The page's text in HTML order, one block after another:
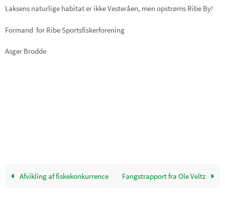
Laksens naturlige habitat er ikke Vesteråen, men opstrøms Ribe By!
Formand for Ribe Sportsfiskerforening
Asger Brodde
Afvikling af fiskekonkurrence Fangstrapport fra Ole Veltz